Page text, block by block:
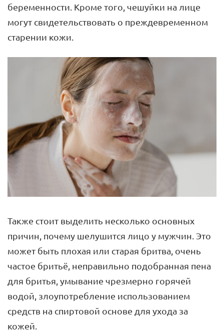
беременности. Кроме того, чешуйки на лице
могут свидетельствовать о преждевременном
старении кожи.
Также стоит выделить несколько основных
причин, почему шелушится лицо у мужчин. Это
может быть плохая или старая бритва, очень
частое бритьё, неправильно подобранная пена
для бритья, умывание чрезмерно горячей
водой, злоупотребление использованием
средств на спиртовой основе для ухода за
кожей.